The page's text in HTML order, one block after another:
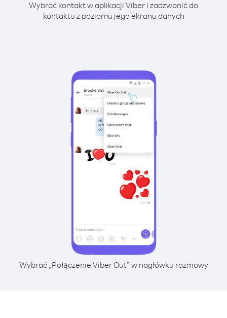
Wybrać kontakt w aplikacji Viber i zadzwonić do
kontaktu z poziomu jego ekranu danych
Wybrać „Połączenie Viber Out” w nagłówku rozmowy